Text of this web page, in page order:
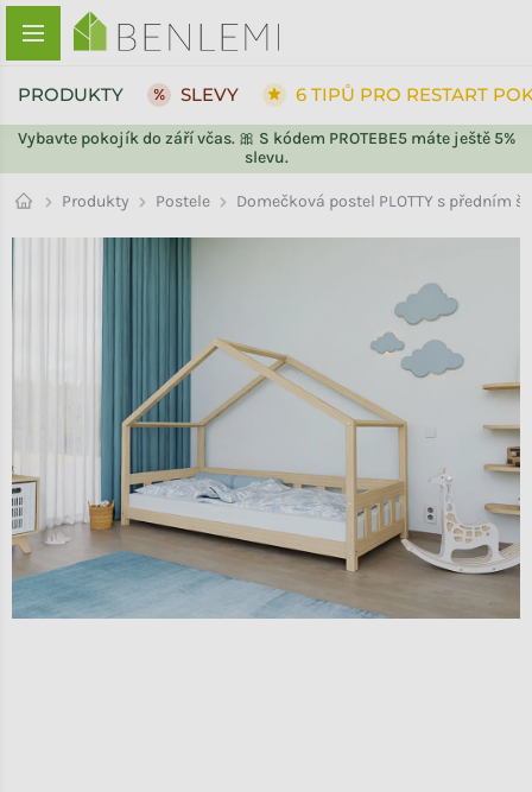
Přejít na obsah
Vybavte pokojík do září včas. 🎀 S kódem PROTEBE5 máte ještě 5%
slevu.
PRODUKTY SLEVY 6 TIPŮ PRO RESTART
Produkty Postele Domečková postel PLOTTY s předním
ZPĚT DO OBCHODU